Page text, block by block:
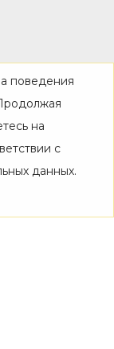
поведения
на
с
данных.